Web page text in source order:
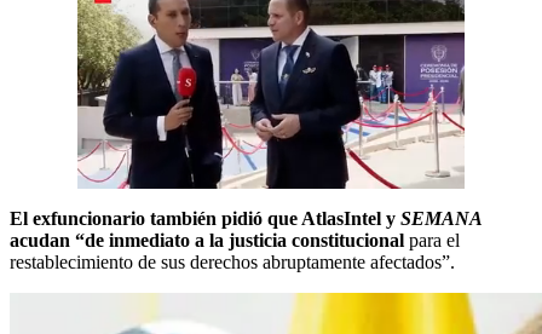
El exfuncionario también pidió que AtlasIntel y SEMANA
acudan “de inmediato a la justicia constitucional para el
restablecimiento de sus derechos abruptamente afectados”.